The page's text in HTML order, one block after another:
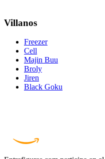
Villanos
Freezer
Cell
Majin Buu
Broly
Jiren
Black Goku